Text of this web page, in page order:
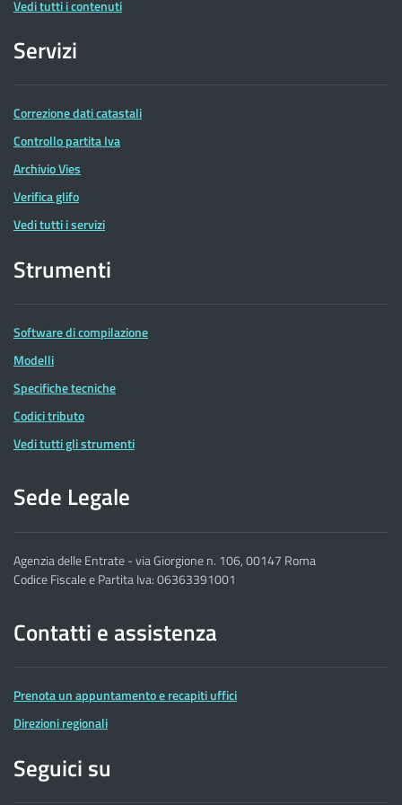
Vedi tutti i contenuti
Servizi
Correzione dati catastali
Controllo partita Iva
Archivio Vies
Verifica glifo
Vedi tutti i servizi
Strumenti
Software di compilazione
Modelli
Specifiche tecniche
Codici tributo
Vedi tutti gli strumenti
Sede Legale
Agenzia delle Entrate - via Giorgione n. 106, 00147 Roma
Codice Fiscale e Partita Iva: 06363391001
Contatti e assistenza
Prenota un appuntamento e recapiti uffici
Direzioni regionali
Seguici su